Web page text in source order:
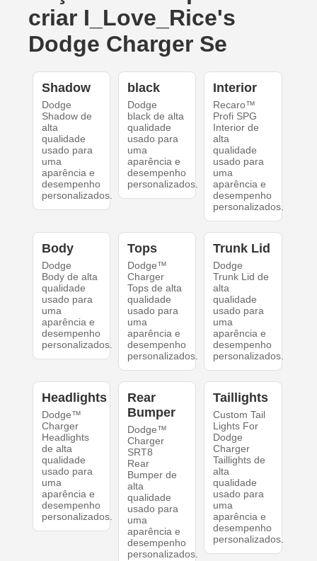
criar I_Love_Rice's
Dodge Charger Se
Shadow
Dodge
Shadow de
alta
qualidade
usado para
uma
aparência e
desempenho
personalizados.
black
Dodge
black de alta
qualidade
usado para
uma
aparência e
desempenho
personalizados.
Interior
Recaro™
Profi SPG
Interior de
alta
qualidade
usado para
uma
aparência e
desempenho
personalizados.
Body
Dodge
Body de alta
qualidade
usado para
uma
aparência e
desempenho
personalizados.
Tops
Dodge™
Charger
Tops de alta
qualidade
usado para
uma
aparência e
desempenho
personalizados.
Trunk Lid
Dodge
Trunk Lid de
alta
qualidade
usado para
uma
aparência e
desempenho
personalizados.
Headlights
Dodge™
Charger
Headlights
de alta
qualidade
usado para
uma
aparência e
desempenho
personalizados.
Rear
Bumper
Dodge™
Charger
SRT8
Rear
Bumper de
alta
qualidade
usado para
uma
aparência e
desempenho
personalizados.
Taillights
Custom Tail
Lights For
Dodge
Charger
Taillights de
alta
qualidade
usado para
uma
aparência e
desempenho
personalizados.